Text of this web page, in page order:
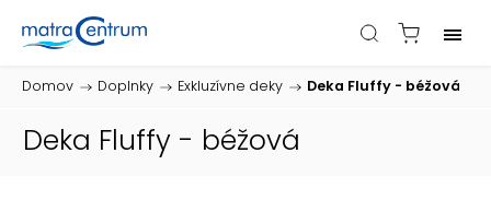
Domov / Doplnky / Exkluzívne deky / Deka Fluffy - béžová
Deka Fluffy - béžová